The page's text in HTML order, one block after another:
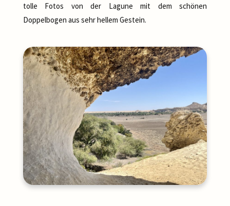
tolle Fotos von der Lagune mit dem schönen
Doppelbogen aus sehr hellem Gestein.